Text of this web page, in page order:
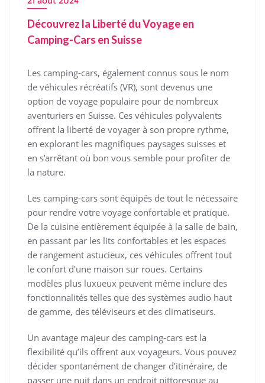
Découvrez la Liberté du Voyage en
Camping-Cars en Suisse
Les camping-cars, également connus sous le nom
de véhicules récréatifs (VR), sont devenus une
option de voyage populaire pour de nombreux
aventuriers en Suisse. Ces véhicules polyvalents
offrent la liberté de voyager à son propre rythme,
en explorant les magnifiques paysages suisses et
en s’arrêtant où bon vous semble pour profiter de
la nature.
Les camping-cars sont équipés de tout le nécessaire
pour rendre votre voyage confortable et pratique.
De la cuisine entièrement équipée à la salle de bain,
en passant par les lits confortables et les espaces
de rangement astucieux, ces véhicules offrent tout
le confort d’une maison sur roues. Certains
modèles plus luxueux peuvent même inclure des
fonctionnalités telles que des systèmes audio haut
de gamme, des téléviseurs et des climatiseurs.
Un avantage majeur des camping-cars est la
flexibilité qu’ils offrent aux voyageurs. Vous pouvez
décider spontanément de changer d’itinéraire, de
passer une nuit dans un endroit pittoresque au